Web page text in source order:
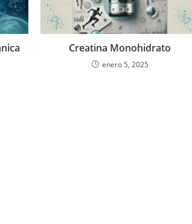
Creatina Monohidrato
enero 5, 2025